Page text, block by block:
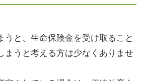
うと、生命保険金を受け取ること
まうと考える方は少なくありませ